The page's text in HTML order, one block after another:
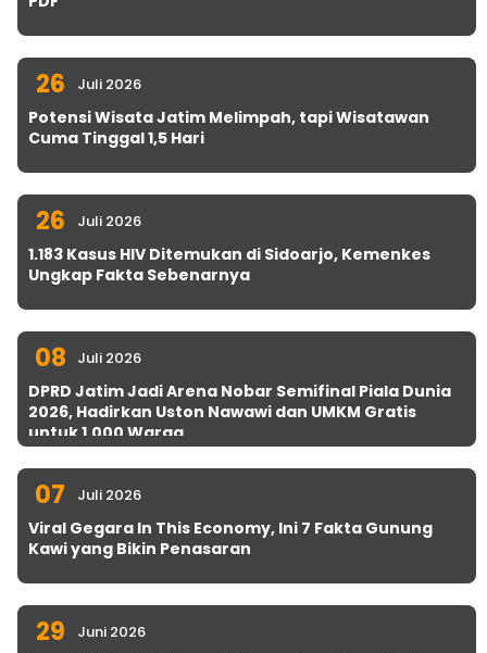
26 Juli 2026
Potensi Wisata Jatim Melimpah, tapi Wisatawan
Cuma Tinggal 1,5 Hari
26 Juli 2026
1.183 Kasus HIV Ditemukan di Sidoarjo, Kemenkes
Ungkap Fakta Sebenarnya
08 Juli 2026
DPRD Jatim Jadi Arena Nobar Semifinal Piala Dunia
2026, Hadirkan Uston Nawawi dan UMKM Gratis
untuk 1.000 Warga
07 Juli 2026
Viral Gegara In This Economy, Ini 7 Fakta Gunung
Kawi yang Bikin Penasaran
29 Juni 2026